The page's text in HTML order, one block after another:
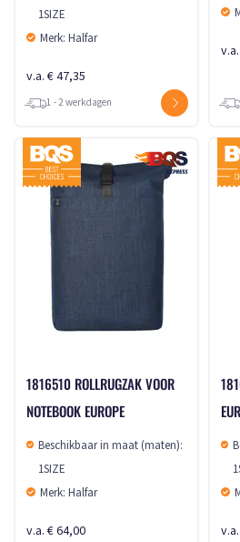
1SIZE
Merk: Halfar
v.a. € 47,35
1 - 2 werkdagen
1816510 ROLLRUGZAK VOOR
NOTEBOOK EUROPE
Beschikbaar in maat (maten):
1SIZE
Merk: Halfar
v.a. € 64,00